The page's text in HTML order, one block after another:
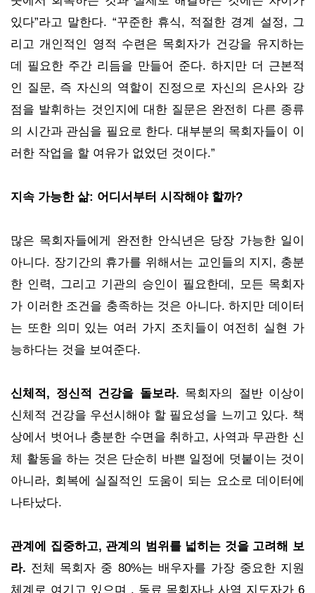
있다”라고 말한다. “꾸준한 휴식, 적절한 경계 설정, 그
리고 개인적인 영적 수련은 목회자가 건강을 유지하는
데 필요한 주간 리듬을 만들어 준다. 하지만 더 근본적
인 질문, 즉 자신의 역할이 진정으로 자신의 은사와 강
점을 발휘하는 것인지에 대한 질문은 완전히 다른 종류
의 시간과 관심을 필요로 한다. 대부분의 목회자들이 이
러한 작업을 할 여유가 없었던 것이다.”
지속 가능한 삶: 어디서부터 시작해야 할까?
많은 목회자들에게 완전한 안식년은 당장 가능한 일이
아니다. 장기간의 휴가를 위해서는 교인들의 지지, 충분
한 인력, 그리고 기관의 승인이 필요한데, 모든 목회자
가 이러한 조건을 충족하는 것은 아니다. 하지만 데이터
는 또한 의미 있는 여러 가지 조치들이 여전히 실현 가
능하다는 것을 보여준다.
신체적, 정신적 건강을 돌보라. 목회자의 절반 이상이
신체적 건강을 우선시해야 할 필요성을 느끼고 있다. 책
상에서 벗어나 충분한 수면을 취하고, 사역과 무관한 신
체 활동을 하는 것은 단순히 바쁜 일정에 덧붙이는 것이
아니라, 회복에 실질적인 도움이 되는 요소로 데이터에
나타났다.
관계에 집중하고, 관계의 범위를 넓히는 것을 고려해 보
라. 전체 목회자 중 80%는 배우자를 가장 중요한 지원
체계로 여기고 있으며 , 동료 목회자나 사역 지도자가 6